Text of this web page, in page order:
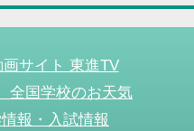
サイト 東進TV
全国学校のお天気
報・入試情報